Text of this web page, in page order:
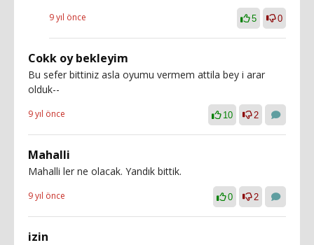
9 yıl önce 5 0
Cokk oy bekleyim
Bu sefer bittiniz asla oyumu vermem attila bey i arar
olduk--
9 yıl önce 10 2
Mahalli
Mahalli ler ne olacak. Yandık bittik.
9 yıl önce 0 2
izin